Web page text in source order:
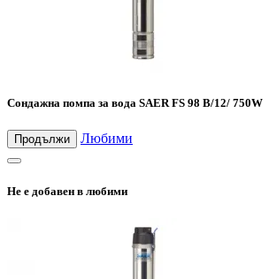
Сондажна помпа за вода SAER FS 98 B/12/ 750W
Продължи Любими
Не е добавен в любими